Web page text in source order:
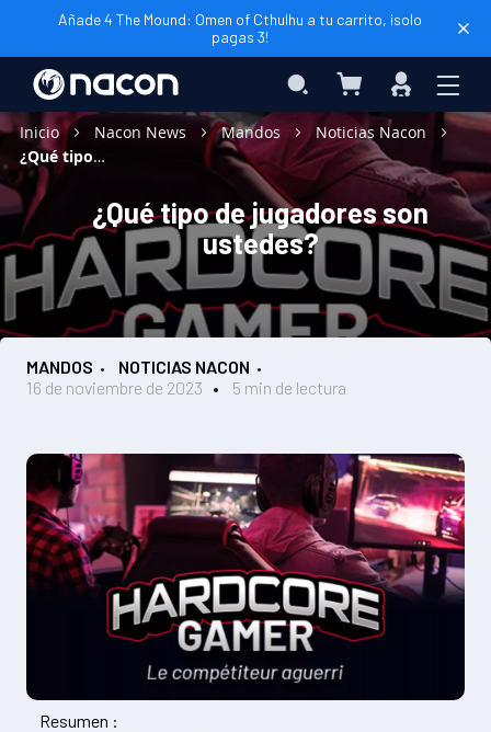
Añade 4 The Mound: Omen of Cthulhu a tu carrito, ¡solo
pagas 3!
Search Mi cesta Iniciar
sesión
Inicio
Nacon News Mandos
Noticias Nacon
¿Qué tipo de jugadores son ustedes?
¿Qué tipo de jugadores son
ustedes?
MANDOS
NOTICIAS NACON
16 de noviembre de 2023
5 min de lectura
Resumen :